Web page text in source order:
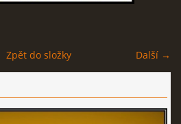
Další →
Zpět do složky